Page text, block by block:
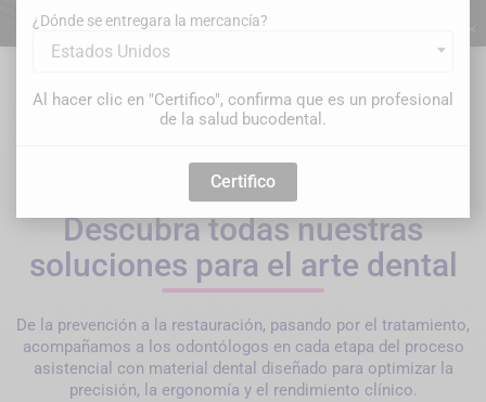
WAM - ESPECIALISTA EN MATERIAL
Descubra todas nuestras
soluciones para el arte dental
De la prevención a la restauración, pasando por el tratamiento,
acompañamos a los odontólogos en cada etapa del proceso
asistencial con material dental diseñado para optimizar la
precisión, la ergonomía y el rendimiento clínico.
¿Dónde se entregara la mercancía?
Estados Unidos
Al hacer clic en "Certifico", confirma que es un profesional
de la salud bucodental.
Certifico